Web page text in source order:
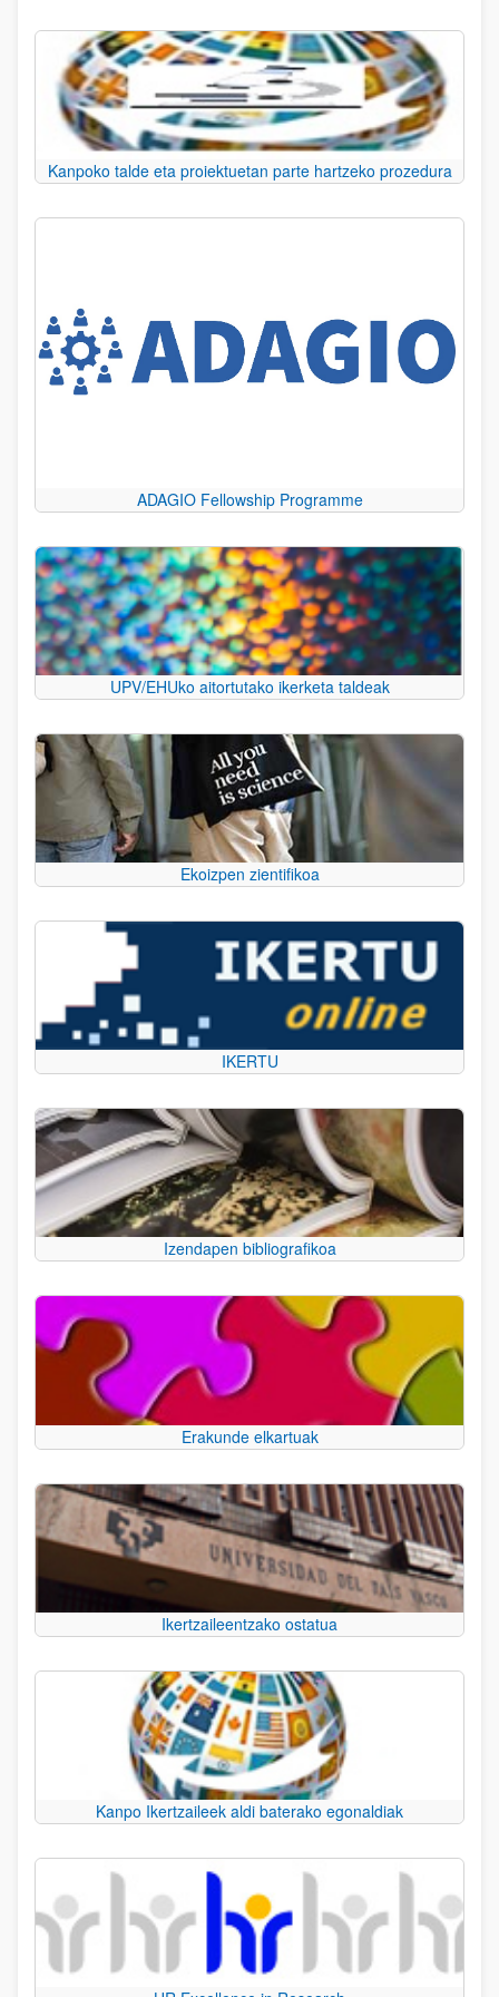
Kanpoko talde eta proiektuetan parte hartzeko prozedura
ADAGIO Fellowship Programme
UPV/EHUko aitortutako ikerketa taldeak
Ekoizpen zientifikoa
IKERTU
Izendapen bibliografikoa
Erakunde elkartuak
Ikertzaileentzako ostatua
Kanpo Ikertzaileek aldi baterako egonaldiak